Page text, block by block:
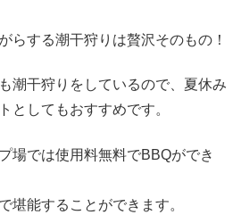
らする潮干狩りは贅沢そのもの！
潮干狩りをしているので、夏休み
としてもおすすめです。
場では使用料無料でBBQができ
堪能することができます。